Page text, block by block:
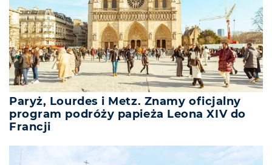
Paryż, Lourdes i Metz. Znamy oficjalny
program podróży papieża Leona XIV do
Francji